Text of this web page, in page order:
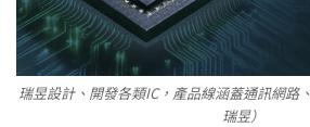
瑞昱設計、開發各類IC，產品線涵蓋通訊網路
瑞昱）